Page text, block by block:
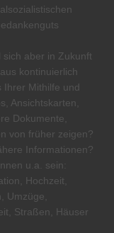
sich aber in Zukunft
kontinuierlich
Ihrer Mithilfe und
Ansichtskarten,
Dokumente,
von früher zeigen?
Informationen?
u.a. sein:
Hochzeit,
Umzüge,
Straßen, Häuser